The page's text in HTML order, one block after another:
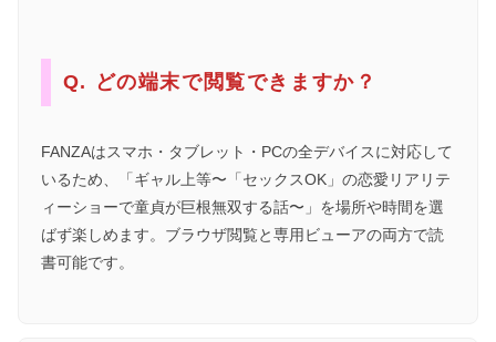
Q. どの端末で閲覧できますか？
FANZAはスマホ・タブレット・PCの全デバイスに対応して
いるため、「ギャル上等〜「セックスOK」の恋愛リアリテ
ィーショーで童貞が巨根無双する話〜」を場所や時間を選
ばず楽しめます。ブラウザ閲覧と専用ビューアの両方で読
書可能です。